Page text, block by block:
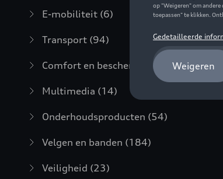
E-mobiliteit (6)
Transport (94)
Comfort en bescherming (373)
Multimedia (14)
Onderhoudsproducten (54)
Velgen en banden (184)
Veiligheid (23)